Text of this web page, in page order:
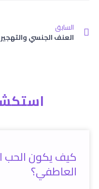
السابق
كيف يكون الحب
العاطفي؟